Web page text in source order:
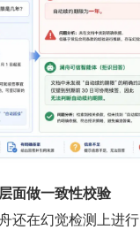
面做一致性校验
还在幻觉检测上进